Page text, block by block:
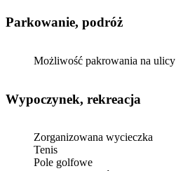
Parkowanie, podróż
Możliwość pakrowania na ulicy
Wypoczynek, rekreacja
Zorganizowana wycieczka
Tenis
Pole golfowe